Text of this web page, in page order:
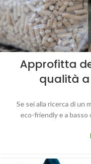
Approfitta
qualità
Se sei alla ricerca di un
eco-friendly e a